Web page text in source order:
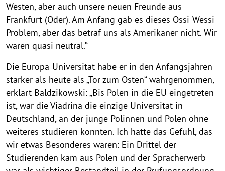
Westen, aber auch unsere neuen Freunde aus
Frankfurt (Oder). Am Anfang gab es dieses Ossi-Wessi-
Problem, aber das betraf uns als Amerikaner nicht. Wir
waren quasi neutral.“
Die Europa-Universität habe er in den Anfangsjahren
stärker als heute als „Tor zum Osten“ wahrgenommen,
erklärt Baldzikowski: „Bis Polen in die EU eingetreten
ist, war die Viadrina die einzige Universität in
Deutschland, an der junge Polinnen und Polen ohne
weiteres studieren konnten. Ich hatte das Gefühl, das
wir etwas Besonderes waren: Ein Drittel der
Studierenden kam aus Polen und der Spracherwerb